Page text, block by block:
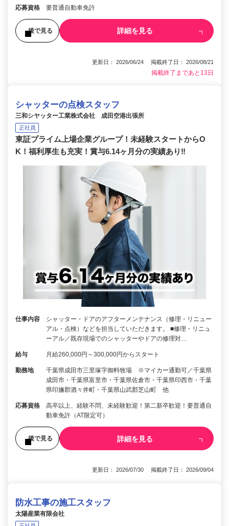
応募資格 要普通自動車免許
後で見る 詳細を見る
更新日： 2026/06/24 掲載終了日： 2026/08/21
掲載終了まであと13日
シャッターの点検スタッフ
三和シヤッター工業株式会社 成田空港出張所
正社員
東証プライム上場企業グループ！未経験スタートからO
K！福利厚生も充実！賞与6.14ヶ月分の実績あり‼
仕事内容
シャッター・ドアのアフターメンテナンス（修理・リニュー
アル・点検）などを担当していただきます。 ■修理・リニュ
ーアル／既存現場でのシャッターやドアの修理対…
給与 月給260,000円～300,000円からスタート
勤務地
千葉県成田市三里塚字御料牧場 ※マイカー通勤可／千葉県
成田市・千葉県富里市・千葉県佐倉市・千葉県印西市・千葉
県印旛郡酒々井町・千葉県山武郡芝山町 他
応募資格
高卒以上、経験不問、未経験歓迎！第二新卒歓迎！要普通自
動車免許（AT限定可）
後で見る 詳細を見る
更新日： 2026/07/30 掲載終了日： 2026/09/04
防水工事の施工スタッフ
太陽産業有限会社